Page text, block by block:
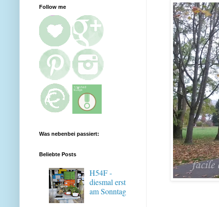
Follow me
Was nebenbei passiert:
Beliebte Posts
H54F -
diesmal erst
am Sonntag